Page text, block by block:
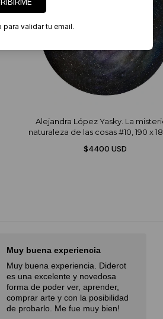
Alejandra López Yasky. La
naturaleza de las cosas #10, 190 x
$4400 USD
Muy buena experiencia
Muy buena experiencia. Diderot
es una excelente y novedosa
forma de poder ver, aprender,
comprar arte y con la posibilidad
de probarlo. Me fue muy bien!
para validar tu email.